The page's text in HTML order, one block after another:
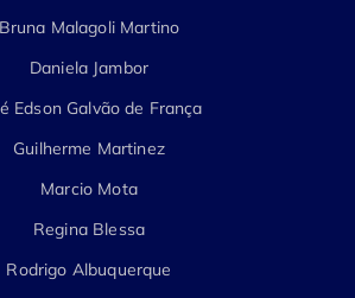
Bruna Malagoli Martino
Daniela Jambor
Edson Galvão de França
Guilherme Martinez
Marcio Mota
Regina Blessa
Rodrigo Albuquerque